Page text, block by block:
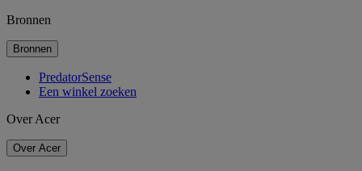
Bronnen
Bronnen
PredatorSense
Een winkel zoeken
Over Acer
Over Acer